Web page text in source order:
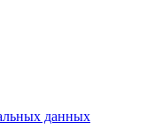
данных